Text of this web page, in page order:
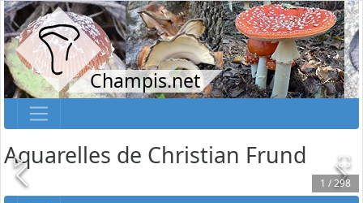
Champis.net
Aquarelles de Christian Frund
1 /298